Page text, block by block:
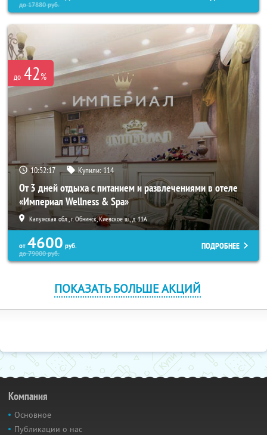
до17880руб.
до 42%
10:52:16 Купили:114
От 3 дней отдыха с питанием и развлечениями в отеле
«Империал Wellness & Spa»
Калужская обл., г. Обнинск, Киевское ш., д. 11А
от 4600 руб.
до79000руб.
ПОДРОБНЕЕ
ПОКАЗАТЬ БОЛЬШЕ АКЦИЙ
Компания
Основное
Публикации о нас